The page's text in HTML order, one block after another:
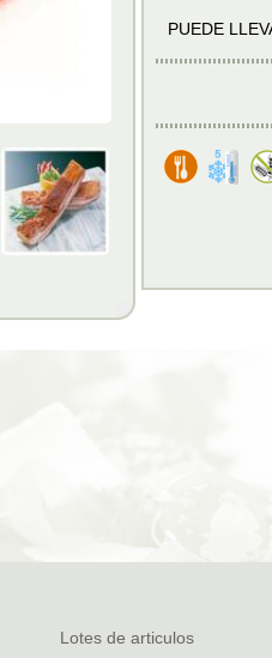
PUEDE
Lotes de articulos